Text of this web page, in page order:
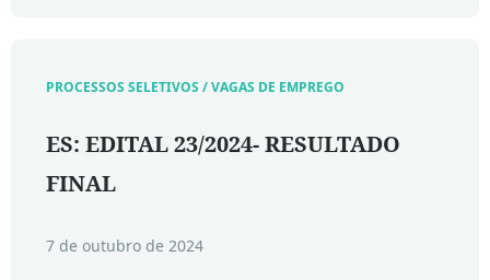
PROCESSOS SELETIVOS / VAGAS DE EMPREGO
ES: EDITAL 23/2024- RESULTADO
FINAL
7 de outubro de 2024